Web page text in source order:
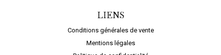
LIENS
Conditions générales de vente
Mentions légales